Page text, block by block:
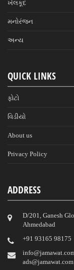
ખેલકૂદ
મનોરંજન
અન્ય
QUICK LINKS
ફોટો
વિડીયો
About us
Privacy Policy
ADDRESS
D/201, Ganesh
Ahmedabad
‎+91 93165 98175
ads@jamawat.com